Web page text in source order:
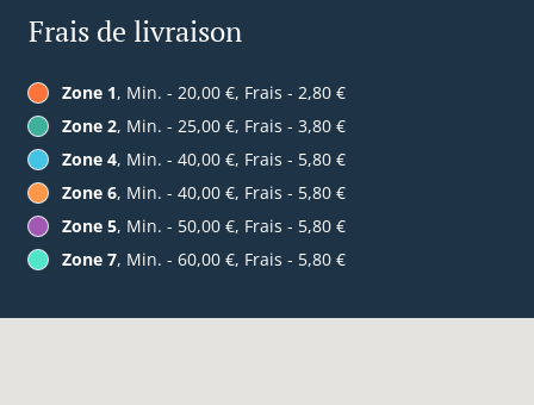
Frais de livraison
Zone 1, Min. - 20,00 €, Frais - 2,80 €
Zone 2, Min. - 25,00 €, Frais - 3,80 €
Zone 4, Min. - 40,00 €, Frais - 5,80 €
Zone 6, Min. - 40,00 €, Frais - 5,80 €
Zone 5, Min. - 50,00 €, Frais - 5,80 €
Zone 7, Min. - 60,00 €, Frais - 5,80 €